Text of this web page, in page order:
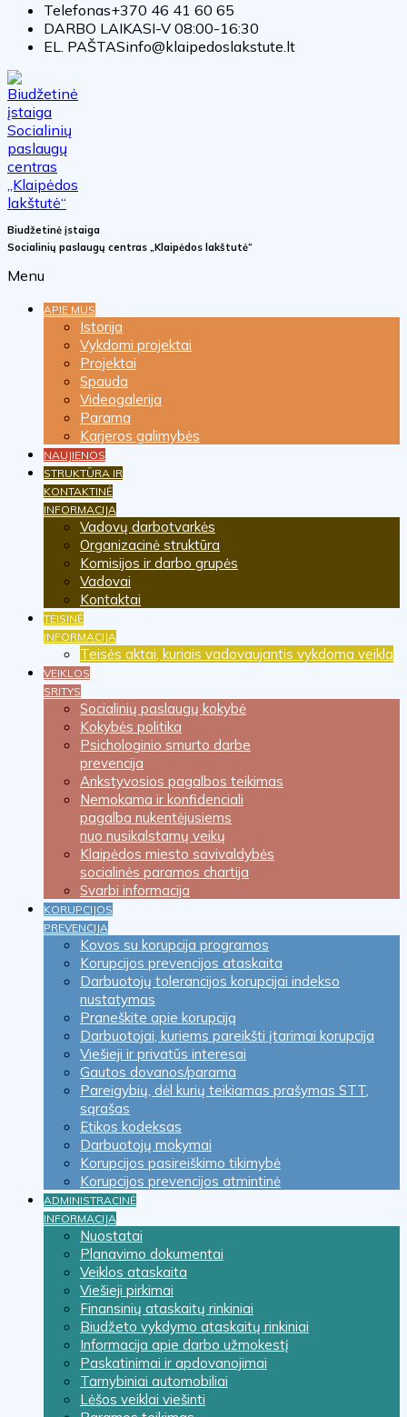
Telefonas+370 46 41 60 65
DARBO LAIKASI-V 08:00-16:30
EL. PAŠTASinfo@klaipedoslakstute.lt
Biudžetinė įstaiga
Socialinių paslaugų centras „Klaipėdos lakštutė“
Menu
APIE MUS
Istorija
Vykdomi projektai
Projektai
Spauda
Videogalerija
Parama
Karjeros galimybės
NAUJIENOS
STRUKTŪRA IR
KONTAKTINĖ
INFORMACIJA
Vadovų darbotvarkės
Organizacinė struktūra
Komisijos ir darbo grupės
Vadovai
Kontaktai
TEISINĖ
INFORMACIJA
Teisės aktai, kuriais vadovaujantis vykdoma veikla
VEIKLOS
SRITYS
Socialinių paslaugų kokybė
Kokybės politika
Psichologinio smurto darbe
prevencija
Ankstyvosios pagalbos teikimas
Nemokama ir konfidenciali
pagalba nukentėjusiems
nuo nusikalstamų veikų
Klaipėdos miesto savivaldybės
socialinės paramos chartija
Svarbi informacija
KORUPCIJOS
PREVENCIJA
Kovos su korupcija programos
Korupcijos prevencijos ataskaita
Darbuotojų tolerancijos korupcijai indekso
nustatymas
Praneškite apie korupciją
Darbuotojai, kuriems pareikšti įtarimai korupcija
Viešieji ir privatūs interesai
Gautos dovanos/parama
Pareigybių, dėl kurių teikiamas prašymas STT,
sąrašas
Etikos kodeksas
Darbuotojų mokymai
Korupcijos pasireiškimo tikimybė
Korupcijos prevencijos atmintinė
ADMINISTRACINĖ
INFORMACIJA
Nuostatai
Planavimo dokumentai
Veiklos ataskaita
Viešieji pirkimai
Finansinių ataskaitų rinkiniai
Biudžeto vykdymo ataskaitų rinkiniai
Informacija apie darbo užmokestį
Paskatinimai ir apdovanojimai
Tarnybiniai automobiliai
Lėšos veiklai viešinti